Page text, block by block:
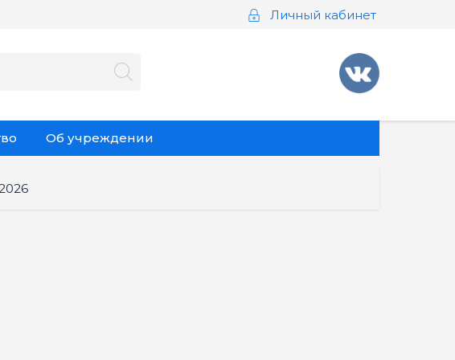
Личный кабинет
Об учреждении